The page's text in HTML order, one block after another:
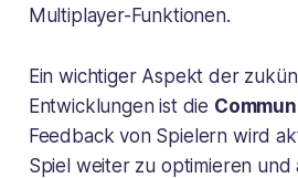
Multiplayer-Funktionen.
Ein wichtiger Aspekt der
Entwicklungen ist die
Feedback von Spielern wird
Spiel weiter zu optimieren und